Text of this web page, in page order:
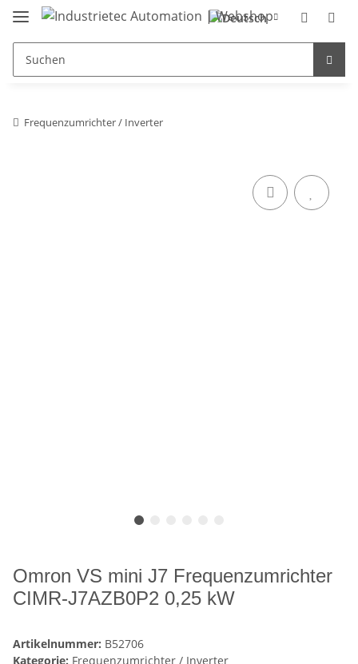
Frequenzumrichter / Inverter
Omron VS mini J7 Frequenzumrichter
CIMR-J7AZB0P2 0,25 kW
Artikelnummer: B52706
Kategorie: Frequenzumrichter / Inverter